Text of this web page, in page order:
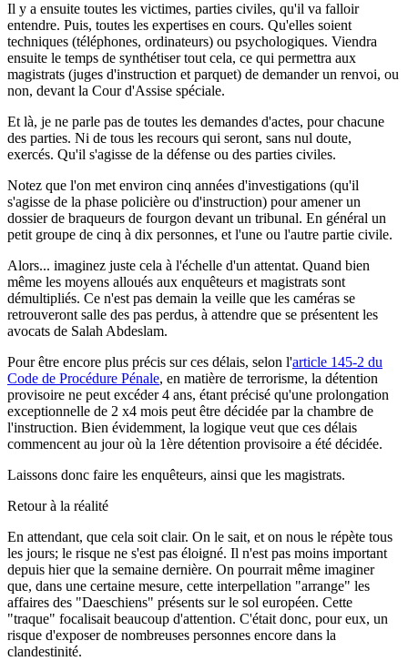
Il y a ensuite toutes les victimes, parties civiles, qu'il va falloir
entendre. Puis, toutes les expertises en cours. Qu'elles soient
techniques (téléphones, ordinateurs) ou psychologiques. Viendra
ensuite le temps de synthétiser tout cela, ce qui permettra aux
magistrats (juges d'instruction et parquet) de demander un renvoi, ou
non, devant la Cour d'Assise spéciale.
Et là, je ne parle pas de toutes les demandes d'actes, pour chacune
des parties. Ni de tous les recours qui seront, sans nul doute,
exercés. Qu'il s'agisse de la défense ou des parties civiles.
Notez que l'on met environ cinq années d'investigations (qu'il
s'agisse de la phase policière ou d'instruction) pour amener un
dossier de braqueurs de fourgon devant un tribunal. En général un
petit groupe de cinq à dix personnes, et l'une ou l'autre partie civile.
Alors... imaginez juste cela à l'échelle d'un attentat. Quand bien
même les moyens alloués aux enquêteurs et magistrats sont
démultipliés. Ce n'est pas demain la veille que les caméras se
retrouveront salle des pas perdus, à attendre que se présentent les
avocats de Salah Abdeslam.
Pour être encore plus précis sur ces délais, selon l'article 145-2 du
Code de Procédure Pénale, en matière de terrorisme, la détention
provisoire ne peut excéder 4 ans, étant précisé qu'une prolongation
exceptionnelle de 2 x4 mois peut être décidée par la chambre de
l'instruction. Bien évidemment, la logique veut que ces délais
commencent au jour où la 1ère détention provisoire a été décidée.
Laissons donc faire les enquêteurs, ainsi que les magistrats.
Retour à la réalité
En attendant, que cela soit clair. On le sait, et on nous le répète tous
les jours; le risque ne s'est pas éloigné. Il n'est pas moins important
depuis hier que la semaine dernière. On pourrait même imaginer
que, dans une certaine mesure, cette interpellation "arrange" les
affaires des "Daeschiens" présents sur le sol européen. Cette
"traque" focalisait beaucoup d'attention. C'était donc, pour eux, un
risque d'exposer de nombreuses personnes encore dans la
clandestinité.